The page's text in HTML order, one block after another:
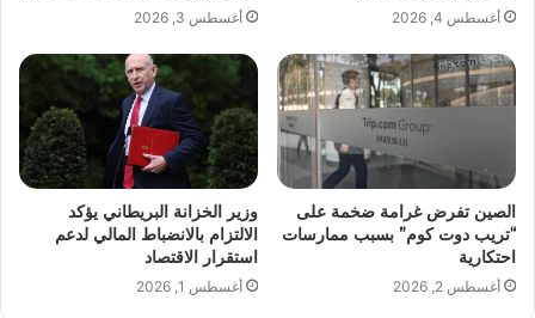
أغسطس 4, 2026 أغسطس 3, 2026
الصين تفرض غرامة ضخمة على
“تريب دوت كوم” بسبب ممارسات
احتكارية
أغسطس 2, 2026
وزير الخزانة البريطاني يؤكد
الالتزام بالانضباط المالي لدعم
استقرار الاقتصاد
أغسطس 1, 2026